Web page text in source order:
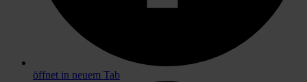
öffnet in neuem Tab